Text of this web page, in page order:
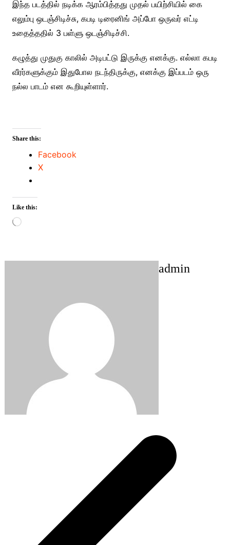
இந்த படத்தில் நடிக்க ஆரம்பித்தது முதல் பயிற்சியில் கை
எலும்பு ஒடஞ்சிடிச்சு, கபடி டிரைனிங் அப்போ ஒருவர் எட்டி
உதைத்ததில் 3 பள்ளு ஒடஞ்சிடிச்சி.
கழுத்து முதுகு காலில் அடிபட்டு இருக்கு எனக்கு. எல்லா கபடி
வீரர்களுக்கும் இதுபோல நடந்திருக்கு, எனக்கு இப்படம் ஒரு
நல்ல பாடம் என கூறியுள்ளார்.
Share this:
Facebook
X
Like this:
Loading…
admin